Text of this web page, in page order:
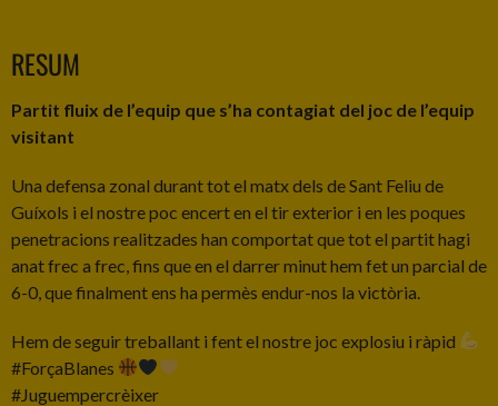
RESUM
Partit fluix de l’equip que s’ha contagiat del joc de l’equip
visitant
Una defensa zonal durant tot el matx dels de Sant Feliu de
Guíxols i el nostre poc encert en el tir exterior i en les poques
penetracions realitzades han comportat que tot el partit hagi
anat frec a frec, fins que en el darrer minut hem fet un parcial de
6-0, que finalment ens ha permès endur-nos la victòria.
Hem de seguir treballant i fent el nostre joc explosiu i ràpid
#ForçaBlanes
#Juguempercrèixer